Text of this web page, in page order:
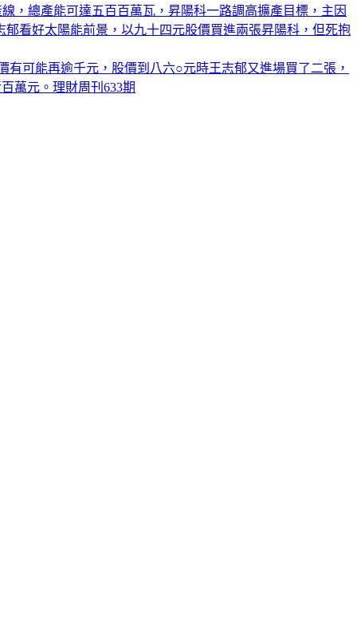
，總產能可達五百百萬瓦，昇陽科一路調高擴產目標，主因
看好太陽能前景，以九十四元股價買進兩張昇陽科，但死抱
可能再逾千元，股價到八六○元時王志郁又進場買了二張，
萬元。理財周刊633期